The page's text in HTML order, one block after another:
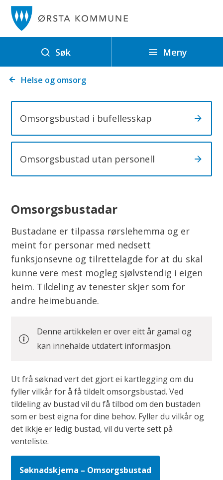
Ø
r
s
a
m
u
e
Søk Meny
Du
her:
Helse og omsorg
Omsorgsbustad i bufellesskap
Omsorgsbustad utan personell
Omsorgsbustadar
Bustadane er tilpassa rørslehemma og er
meint for personar med nedsett
funksjonsevne og tilrettelagde for at du skal
kunne vere mest mogleg sjølvstendig i eigen
heim. Tildeling av tenester skjer som for
andre heimebuande.
Denne artikkelen er over eitt år gamal og
kan innehalde utdatert informasjon.
Ut frå søknad vert det gjort ei kartlegging om du
fyller vilkår for å få tildelt omsorgsbustad. Ved
tildeling av bustad vil du få tilbod om den bustaden
som er best eigna for dine behov. Fyller du vilkår og
det ikkje er ledig bustad, vil du verte sett på
venteliste.
Søknadskjema – Omsorgsbustad